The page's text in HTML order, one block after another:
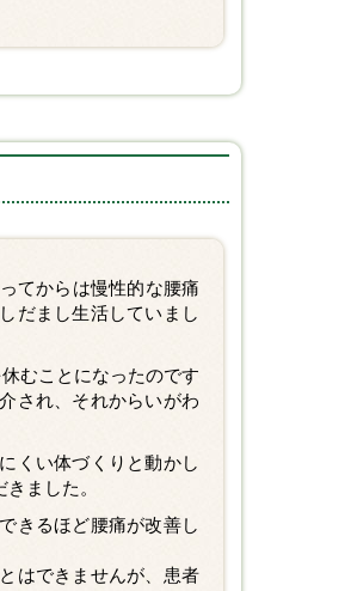
てからは慢性的な腰痛
だまし生活していまし
むことになったのです
され、それからいがわ
くい体づくりと動かし
ました。
きるほど腰痛が改善し
はできませんが、患者